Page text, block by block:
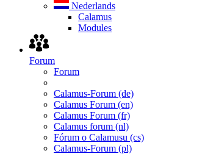
Nederlands
Calamus
Modules
Forum
Forum
Calamus-Forum (de)
Calamus Forum (en)
Calamus Forum (fr)
Calamus forum (nl)
Fórum o Calamusu (cs)
Calamus-Forum (pl)